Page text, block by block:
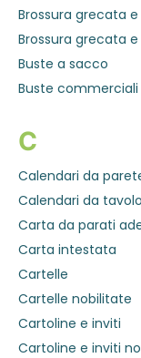
Brossura grecata
Brossura grecata
Buste a sacco
Buste commerciali
C
Calendari da
Calendari da tavolo
Carta da parati
Carta intestata
Cartelle
Cartelle nobilitate
Cartoline e inviti
Cartoline e inviti